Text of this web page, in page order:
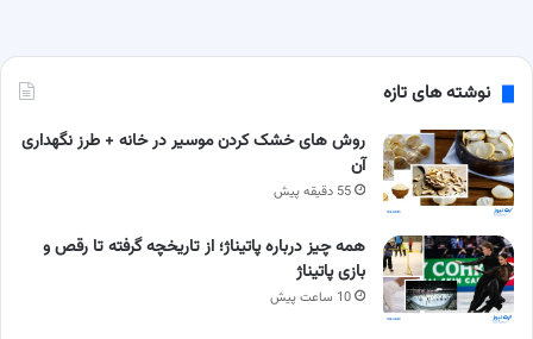
نوشته های تازه
روش های خشک کردن موسیر در خانه + طرز نگهداری
آن
55 دقیقه پیش
همه چیز درباره پاتیناژ؛ از تاریخچه گرفته تا رقص و
بازی پاتیناژ
10 ساعت پیش